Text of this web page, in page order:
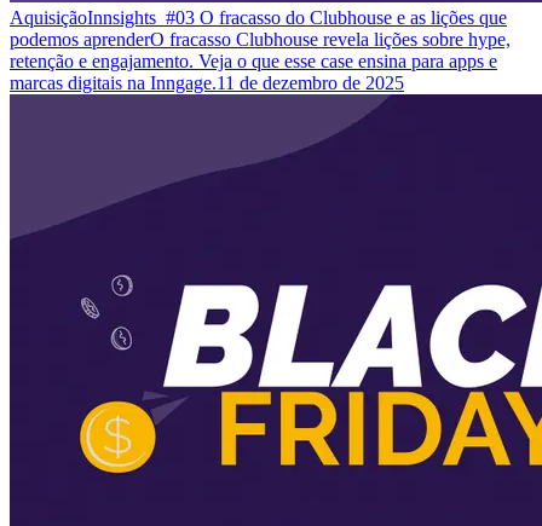
AquisiçãoInnsights_#03 O fracasso do Clubhouse e as lições que
podemos aprenderO fracasso Clubhouse revela lições sobre hype,
retenção e engajamento. Veja o que esse case ensina para apps e
marcas digitais na Inngage.11 de dezembro de 2025